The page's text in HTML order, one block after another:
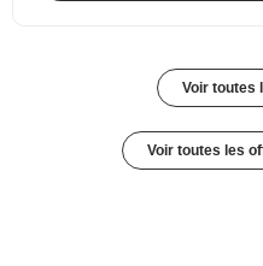
Voir toutes
Voir toutes les